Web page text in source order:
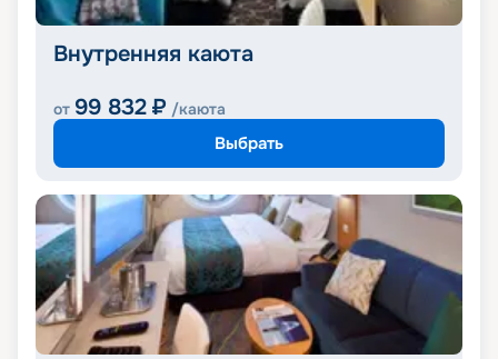
Внутренняя каюта
от 99 832 ₽ /каюта
Выбрать